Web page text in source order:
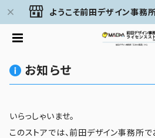
ようこそ前田デザイン事務
お知らせ
いらっしゃいませ。
このストアでは、前田デザイン事務所